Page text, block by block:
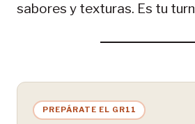
sabores y texturas. Es tu
PREPÁRATE EL GR11